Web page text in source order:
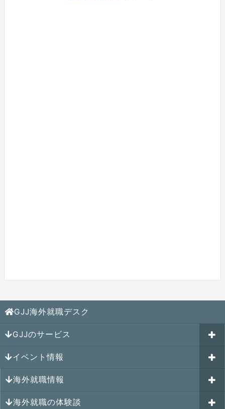
GJJ海外就職デスク
GJJのサービス
海外就職カウンセリング
はじめての海外就職セミナー
キャリアパスポートAI
イベント情報
参加受付中のイベント
過去のイベント一覧
海外就職情報
アメリカの就職情報
海外就職の体験談